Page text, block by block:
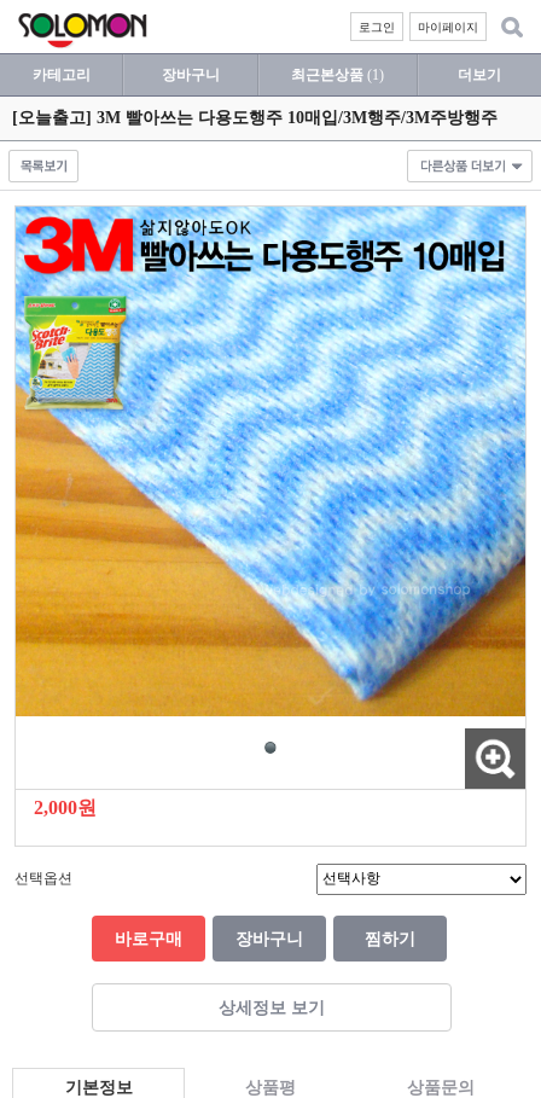
마이페이지
로그인
카테고리 장바구니 최근본상품 (1) 더보기
[오늘출고] 3M 빨아쓰는 다용도행주 10매입/3M행주/3M주방행주
2,000원
선택옵션
바로구매 장바구니 찜하기
상세정보 보기
기본정보 상품평 상품문의